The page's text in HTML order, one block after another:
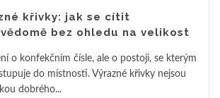
křivky: jak se cítit
bez ohledu na velikost
o konfekčním čísle, ale o postoji, se kterým
do místnosti. Výrazné křivky nejsou
dobrého...